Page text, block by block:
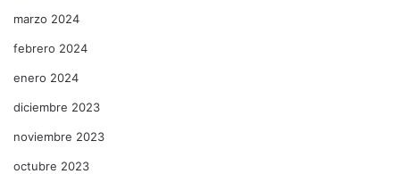
marzo 2024
febrero 2024
enero 2024
diciembre 2023
noviembre 2023
octubre 2023